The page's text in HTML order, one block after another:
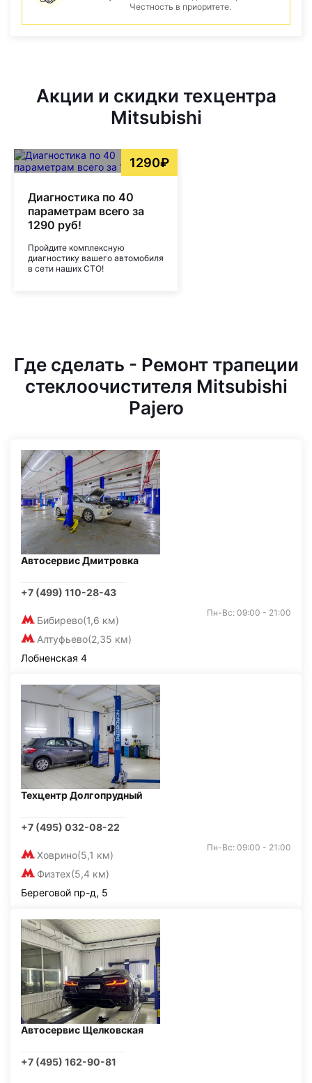
Честность в приоритете.
Акции и скидки техцентра
Mitsubishi
1290₽
Диагностика по 40
параметрам всего за
1290 руб!
Пройдите комплексную
диагностику вашего автомобиля
в сети наших СТО!
Где сделать - Ремонт трапеции
стеклоочистителя Mitsubishi
Pajero
Автосервис Дмитровка
+7 (499) 110-28-43
Бибирево(1,6 км)
Алтуфьево(2,35 км)
Пн-Вс: 09:00 - 21:00
Лобненская 4
Техцентр Долгопрудный
+7 (495) 032-08-22
Ховрино(5,1 км)
Физтех(5,4 км)
Пн-Вс: 09:00 - 21:00
Береговой пр-д, 5
Автосервис Щелковская
+7 (495) 162-90-81